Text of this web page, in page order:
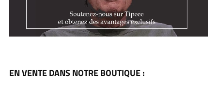
EN VENTE DANS NOTRE BOUTIQUE :